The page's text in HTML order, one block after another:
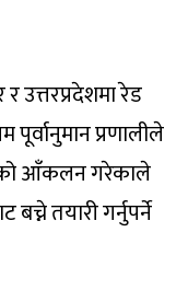
उत्तरप्रदेशमा रेड
पूर्वानुमान प्रणालीले
आँकलन गरेकाले
तयारी गर्नुपर्ने